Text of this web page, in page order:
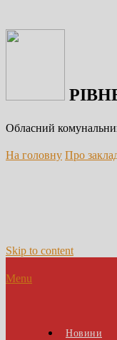
Обласний
На головну Про
Skip to content
Menu
Новини